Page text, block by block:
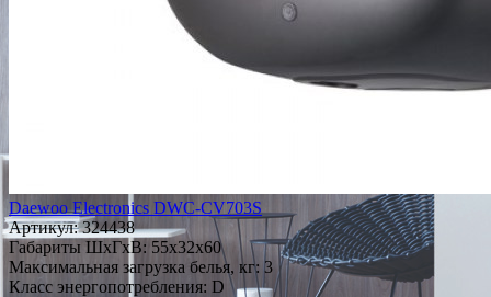
Daewoo Electronics DWC-CV703S
Артикул:324438
Габариты ШxГxВ: 55x32x60
Максимальная загрузка белья, кг: 3
Класс энергопотребления: D